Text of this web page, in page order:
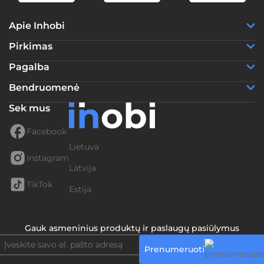
Apie Inhobi
Pirkimas
Pagalba
Bendruomenė
Sek mus
Facebook
Instagram
TikTok
Lietuva
Latvija
Estija
Gauk asmeninius produktų ir paslaugų pasiūlymus
Prenumeruoti